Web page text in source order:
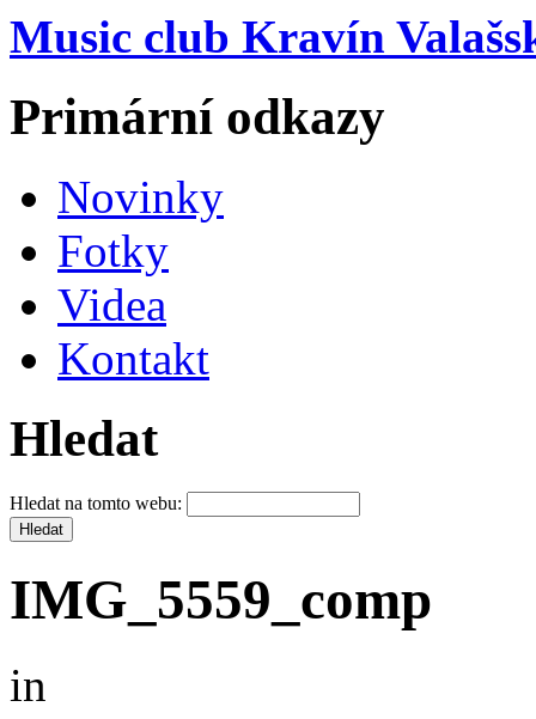
Music club Kravín
Primární odkazy
Novinky
Fotky
Videa
Kontakt
Hledat
Hledat na tomto webu:
IMG_5559_comp
in